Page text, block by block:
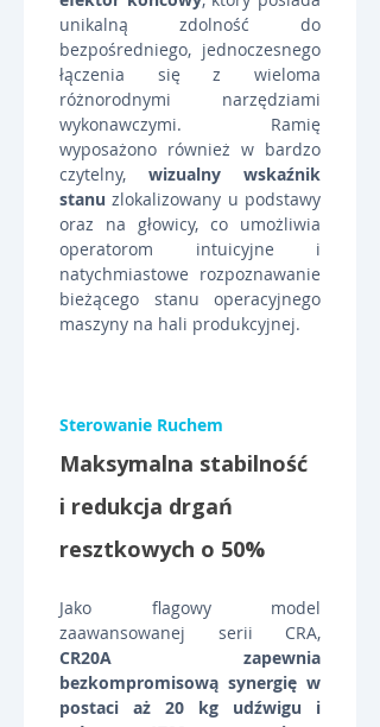
unikalną zdolność do
bezpośredniego, jednoczesnego
łączenia się z wieloma
różnorodnymi narzędziami
wykonawczymi. Ramię
wyposażono również w bardzo
czytelny, wizualny wskaźnik
stanu zlokalizowany u podstawy
oraz na głowicy, co umożliwia
operatorom intuicyjne i
natychmiastowe rozpoznawanie
bieżącego stanu operacyjnego
maszyny na hali produkcyjnej.
Sterowanie Ruchem
Maksymalna stabilność
i redukcja drgań
resztkowych o 50%
Jako flagowy model
CR20A zapewnia
bezkompromisową synergię w
postaci aż 20 kg udźwigu i